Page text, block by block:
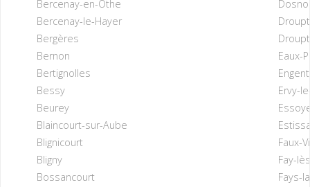
Bercenay-en-Othe
Bercenay-le-Hayer
Bergères
Bernon
Bertignolles
Bessy
Beurey
Blaincourt-sur-Aube
Blignicourt
Bligny
Bossancourt
Eaux-
Ervy-
Faux-
Fay-
Fays-